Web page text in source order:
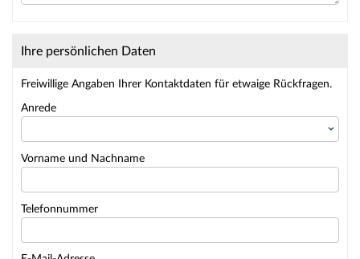
Ihre persönlichen Daten
Freiwillige Angaben Ihrer Kontaktdaten für etwaige Rückfragen.
Anrede
Vorname und Nachname
Telefonnummer